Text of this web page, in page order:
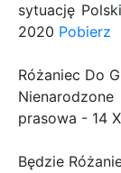
sytuację
2020 Pobierz
Różaniec Do
prasowa - 14
Będzie